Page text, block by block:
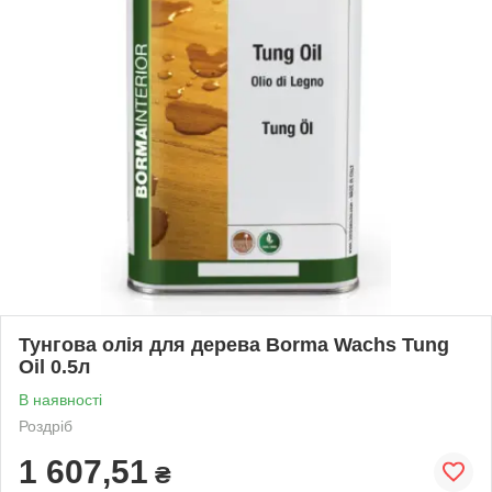
Тунгова олія для дерева Borma Wachs Tung
Oil 0.5л
В наявності
Роздріб
1 607,51 ₴